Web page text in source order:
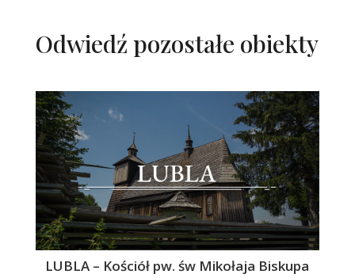
Odwiedź pozostałe obiekty
LUBLA – Kościół pw. św Mikołaja Biskupa